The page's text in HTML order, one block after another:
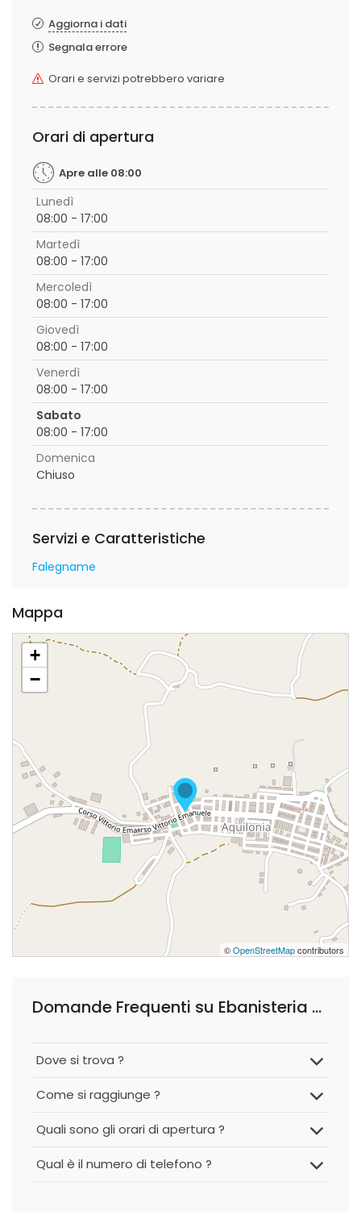
Aggiorna i dati
Segnala errore
Orari e servizi potrebbero variare
Orari di apertura
Apre alle 08:00
Lunedì
08:00 - 17:00
Martedì
08:00 - 17:00
Mercoledì
08:00 - 17:00
Giovedì
08:00 - 17:00
Venerdì
08:00 - 17:00
Sabato
08:00 - 17:00
Domenica
Chiuso
Servizi e Caratteristiche
Falegname
Mappa
+
−
©OpenStreetMapcontributors
Domande Frequenti su Ebanisteria Fiore
Dove si trova ?
Come si raggiunge ?
Quali sono gli orari di apertura ?
Qual è il numero di telefono ?